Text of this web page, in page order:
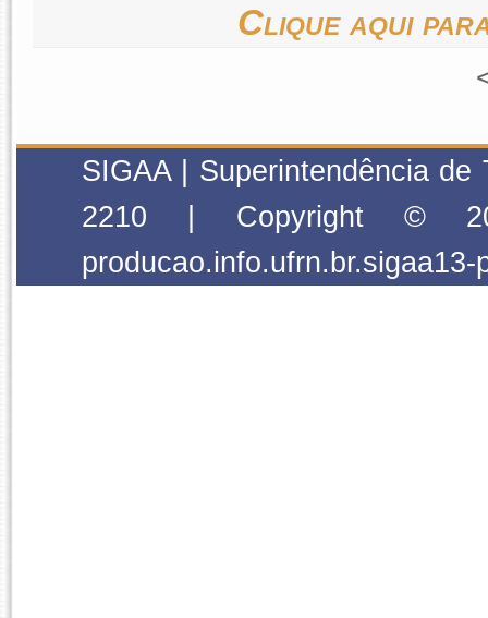
Clique aqui
SIGAA | Superintendência
2210 | Copyright ©